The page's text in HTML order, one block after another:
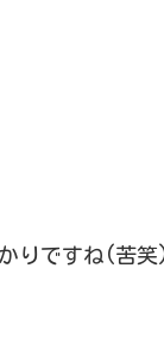
りですね(苦